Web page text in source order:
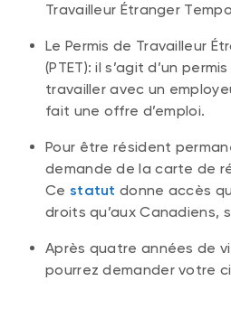
Travailleur Étranger
Le Permis de Travailleur
(PTET): il s’agit d’un
travailler avec un
fait une offre d’emploi.
Pour être résident
demande de la carte de
Ce statut donne accès
droits qu’aux Canadiens,
Après quatre années de
pourrez demander votre